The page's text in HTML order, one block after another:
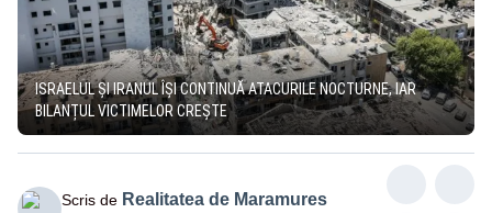
ISRAELUL ȘI IRANUL ÎȘI CONTINUĂ ATACURILE NOCTURNE, IAR
BILANȚUL VICTIMELOR CREȘTE
Scris de Realitatea de Maramures